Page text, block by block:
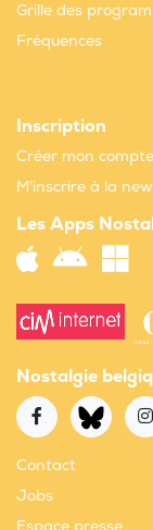
Grille des
Fréquences
Inscription
Créer mon
M'inscrire à la
Les Apps
Nostalgie
Contact
Jobs
Espace presse